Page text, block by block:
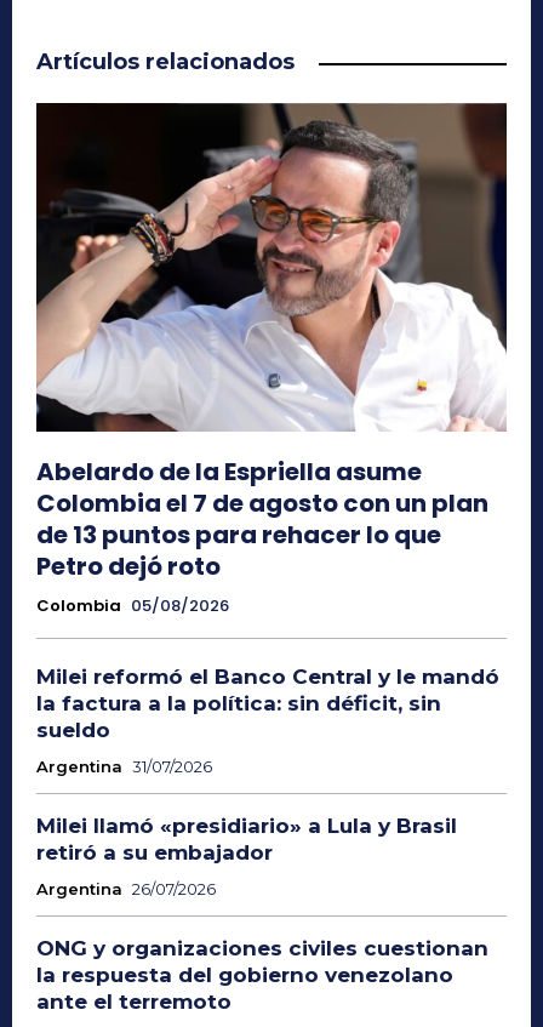
Artículos relacionados
Abelardo de la Espriella asume
Colombia el 7 de agosto con un plan
de 13 puntos para rehacer lo que
Petro dejó roto
Colombia 05/08/2026
Milei reformó el Banco Central y le mandó
la factura a la política: sin déficit, sin
sueldo
Argentina 31/07/2026
Milei llamó «presidiario» a Lula y Brasil
retiró a su embajador
Argentina 26/07/2026
ONG y organizaciones civiles cuestionan
la respuesta del gobierno venezolano
ante el terremoto